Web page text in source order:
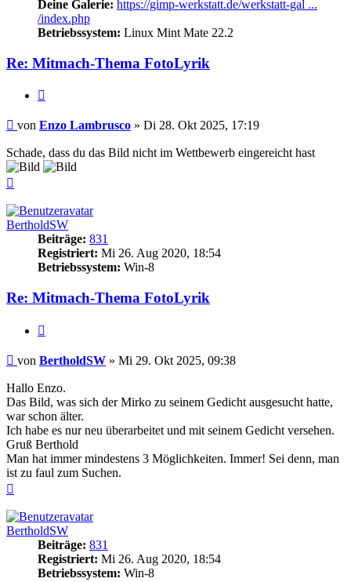
Deine Galerie: https://gimp-werkstatt.de/werkstatt-gal ...
/index.php
Betriebssystem: Linux Mint Mate 22.2
Re: Mitmach-Thema FotoLyrik
Beitrag
von Enzo Lambrusco » Di 28. Okt 2025, 17:19
Schade, dass du das Bild nicht im Wettbewerb eingereicht hast
BertholdSW
Beiträge: 831
Registriert: Mi 26. Aug 2020, 18:54
Betriebssystem: Win-8
Re: Mitmach-Thema FotoLyrik
Beitrag
von BertholdSW » Mi 29. Okt 2025, 09:38
Hallo Enzo.
Das Bild, was sich der Mirko zu seinem Gedicht ausgesucht hatte,
war schon älter.
Ich habe es nur neu überarbeitet und mit seinem Gedicht versehen.
Gruß Berthold
Man hat immer mindestens 3 Möglichkeiten. Immer! Sei denn, man
ist zu faul zum Suchen.
BertholdSW
Beiträge: 831
Registriert: Mi 26. Aug 2020, 18:54
Betriebssystem: Win-8